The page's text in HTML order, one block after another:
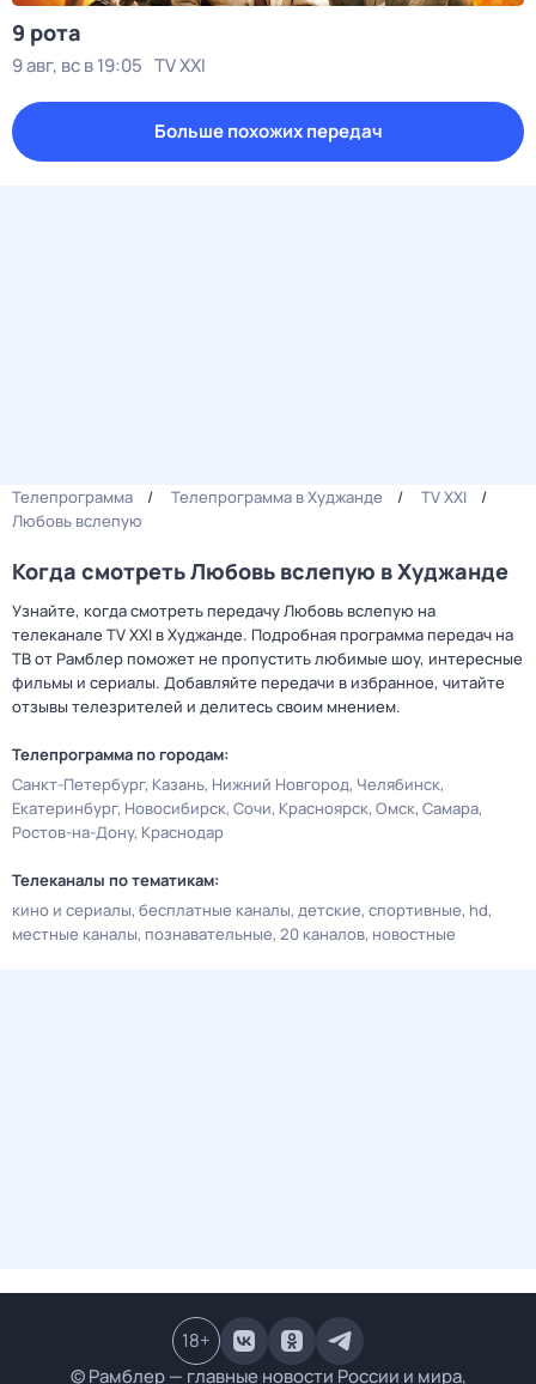
9 рота
9 авг, вс в 19:05 TV XXI
Больше похожих передач
Телепрограмма Телепрограмма в Худжанде
TV XXI
Любовь вслепую
Когда смотреть Любовь вслепую в Худжанде
Узнайте, когда смотреть передачу Любовь вслепую на
телеканале TV XXI в Худжанде. Подробная программа передач на
ТВ от Рамблер поможет не пропустить любимые шоу, интересные
фильмы и сериалы. Добавляйте передачи в избранное, читайте
отзывы телезрителей и делитесь своим мнением.
Телепрограмма по городам:
Санкт-Петербург Казань Нижний Новгород Челябинск
Екатеринбург Новосибирск Сочи Красноярск Омск Самара
Ростов-на-Дону Краснодар
Телеканалы по тематикам:
кино и сериалы бесплатные каналы детские спортивные hd
местные каналы познавательные 20 каналов новостные
© Рамблер — главные новости России и мира,
18+